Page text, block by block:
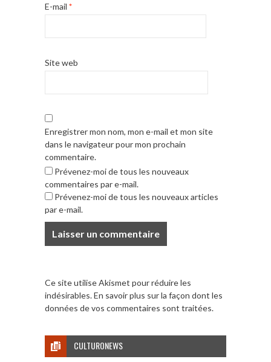
E-mail *
Site web
Enregistrer mon nom, mon e-mail et mon site
dans le navigateur pour mon prochain
commentaire.
Prévenez-moi de tous les nouveaux
commentaires par e-mail.
Prévenez-moi de tous les nouveaux articles
par e-mail.
Ce site utilise Akismet pour réduire les
indésirables.En savoir plus sur la façon dont les
données de vos commentaires sont traitées.
CULTURONEWS